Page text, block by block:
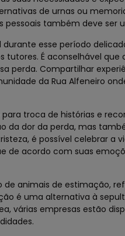
de urnas ou
também deve ser
esse período
É aconselhável
perda. Compartilhar
da Rua Alfeneiro
troca de histórias e
da dor da perda, mas
é possível celebrar a
acordo com suas
de animais de estimação,
é uma alternativa à
várias empresas estão